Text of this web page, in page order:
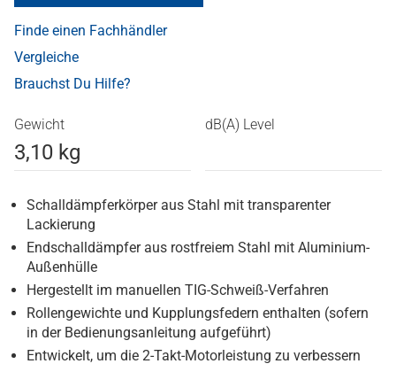
Finde einen Fachhändler
Vergleiche
Brauchst Du Hilfe?
Gewicht
3,10 kg
dB(A) Level
Schalldämpferkörper aus Stahl mit transparenter
Lackierung
Endschalldämpfer aus rostfreiem Stahl mit Aluminium-
Außenhülle
Hergestellt im manuellen TIG-Schweiß-Verfahren
Rollengewichte und Kupplungsfedern enthalten (sofern
in der Bedienungsanleitung aufgeführt)
Entwickelt, um die 2-Takt-Motorleistung zu verbessern